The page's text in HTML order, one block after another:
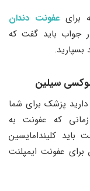
برای عفونت دندان
جواب باید گفت که
بسپارید.
پزشک برای شما
که عفونت به
کلیندامایسین
برای عفونت ایمپلنت